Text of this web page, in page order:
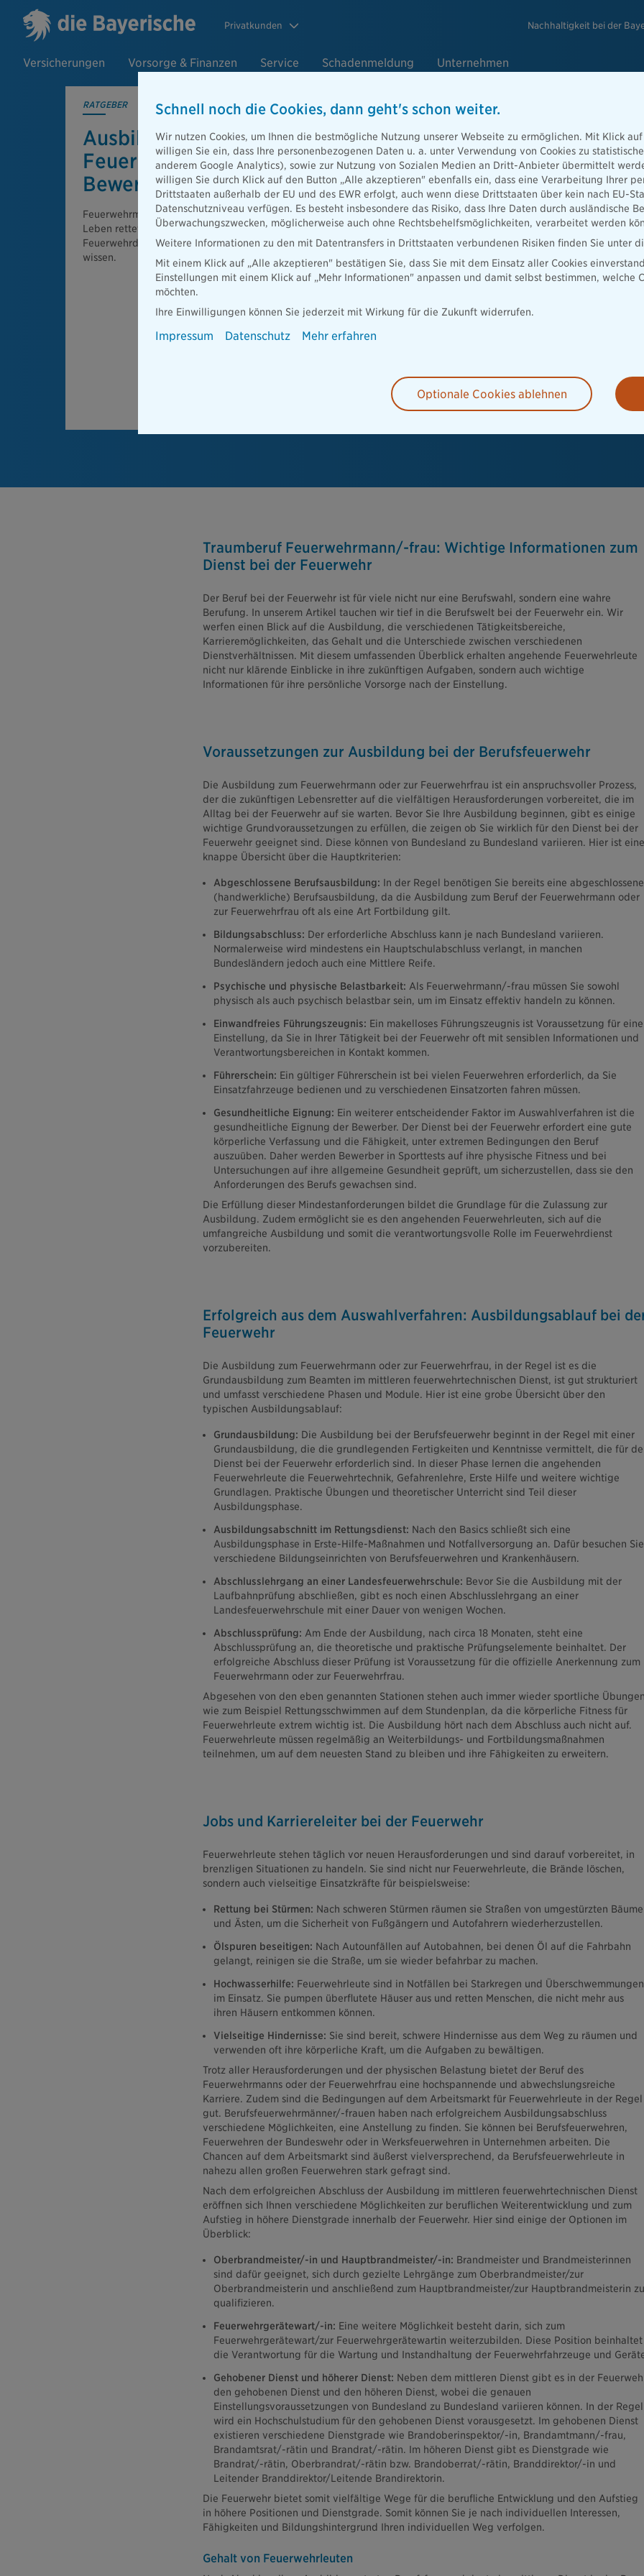
Privatkunden Nachhaltigkeit bei der
Versicherungen Vorsorge & Finanzen Service Schadenmeldung Unternehmen
RATGEBER
Ausbildung oder Dienst bei der
Feuerwehr: Was man vor der
Bewerbung wissen sollte
Feuerwehrmann oder -frau werden – ein Berufswunsch, der
Leben rettet! Aber bevor Sie in die aufregende Welt des
Feuerwehrdienstes eintauchen, sollten Sie einige wichtige Dinge
wissen.
Traumberuf Feuerwehrmann/-frau: Wichtige Informationen zum
Dienst bei der Feuerwehr
Der Beruf bei der Feuerwehr ist für viele nicht nur eine Berufswahl, sondern eine wahre
Berufung. In unserem Artikel tauchen wir tief in die Berufswelt bei der Feuerwehr ein. Wir
werfen einen Blick auf die Ausbildung, die verschiedenen Tätigkeitsbereiche,
Karrieremöglichkeiten, das Gehalt und die Unterschiede zwischen verschiedenen
Dienstverhältnissen. Mit diesem umfassenden Überblick erhalten angehende Feuerwehrleute
nicht nur klärende Einblicke in ihre zukünftigen Aufgaben, sondern auch wichtige
Informationen für ihre persönliche Vorsorge nach der Einstellung.
Voraussetzungen zur Ausbildung bei der Berufsfeuerwehr
Die Ausbildung zum Feuerwehrmann oder zur Feuerwehrfrau ist ein anspruchsvoller Prozess,
der die zukünftigen Lebensretter auf die vielfältigen Herausforderungen vorbereitet, die im
Alltag bei der Feuerwehr auf sie warten. Bevor Sie Ihre Ausbildung beginnen, gibt es einige
wichtige Grundvoraussetzungen zu erfüllen, die zeigen ob Sie wirklich für den Dienst bei der
Feuerwehr geeignet sind. Diese können von Bundesland zu Bundesland variieren. Hier ist eine
knappe Übersicht über die Hauptkriterien:
Abgeschlossene Berufsausbildung: In der Regel benötigen Sie bereits eine abgeschlossene
(handwerkliche) Berufsausbildung, da die Ausbildung zum Beruf der Feuerwehrmann oder
zur Feuerwehrfrau oft als eine Art Fortbildung gilt.
Bildungsabschluss: Der erforderliche Abschluss kann je nach Bundesland variieren.
Normalerweise wird mindestens ein Hauptschulabschluss verlangt, in manchen
Bundesländern jedoch auch eine Mittlere Reife.
Psychische und physische Belastbarkeit: Als Feuerwehrmann/-frau müssen Sie sowohl
physisch als auch psychisch belastbar sein, um im Einsatz effektiv handeln zu können.
Einwandfreies Führungszeugnis: Ein makelloses Führungszeugnis ist Voraussetzung für eine
Einstellung, da Sie in Ihrer Tätigkeit bei der Feuerwehr oft mit sensiblen Informationen und
Verantwortungsbereichen in Kontakt kommen.
Führerschein: Ein gültiger Führerschein ist bei vielen Feuerwehren erforderlich, da Sie
Einsatzfahrzeuge bedienen und zu verschiedenen Einsatzorten fahren müssen.
Gesundheitliche Eignung: Ein weiterer entscheidender Faktor im Auswahlverfahren ist die
gesundheitliche Eignung der Bewerber. Der Dienst bei der Feuerwehr erfordert eine gute
körperliche Verfassung und die Fähigkeit, unter extremen Bedingungen den Beruf
auszuüben. Daher werden Bewerber in Sporttests auf ihre physische Fitness und bei
Untersuchungen auf ihre allgemeine Gesundheit geprüft, um sicherzustellen, dass sie den
Anforderungen des Berufs gewachsen sind.
Die Erfüllung dieser Mindestanforderungen bildet die Grundlage für die Zulassung zur
Ausbildung. Zudem ermöglicht sie es den angehenden Feuerwehrleuten, sich auf die
umfangreiche Ausbildung und somit die verantwortungsvolle Rolle im Feuerwehrdienst
vorzubereiten.
Erfolgreich aus dem Auswahlverfahren: Ausbildungsablauf bei
Feuerwehr
Die Ausbildung zum Feuerwehrmann oder zur Feuerwehrfrau, in der Regel ist es die
Grundausbildung zum Beamten im mittleren feuerwehrtechnischen Dienst, ist gut strukturiert
und umfasst verschiedene Phasen und Module. Hier ist eine grobe Übersicht über den
typischen Ausbildungsablauf:
Grundausbildung: Die Ausbildung bei der Berufsfeuerwehr beginnt in der Regel mit einer
Grundausbildung, die die grundlegenden Fertigkeiten und Kenntnisse vermittelt, die für
Dienst bei der Feuerwehr erforderlich sind. In dieser Phase lernen die angehenden
Feuerwehrleute die Feuerwehrtechnik, Gefahrenlehre, Erste Hilfe und weitere wichtige
Grundlagen. Praktische Übungen und theoretischer Unterricht sind Teil dieser
Ausbildungsphase.
Ausbildungsabschnitt im Rettungsdienst: Nach den Basics schließt sich eine
Ausbildungsphase in Erste-Hilfe-Maßnahmen und Notfallversorgung an. Dafür besuchen Sie
verschiedene Bildungseinrichten von Berufsfeuerwehren und Krankenhäusern.
Abschlusslehrgang an einer Landesfeuerwehrschule: Bevor Sie die Ausbildung mit der
Laufbahnprüfung abschließen, gibt es noch einen Abschlusslehrgang an einer
Landesfeuerwehrschule mit einer Dauer von wenigen Wochen.
Abschlussprüfung: Am Ende der Ausbildung, nach circa 18 Monaten, steht eine
Abschlussprüfung an, die theoretische und praktische Prüfungselemente beinhaltet. Der
erfolgreiche Abschluss dieser Prüfung ist Voraussetzung für die offizielle Anerkennung zum
Feuerwehrmann oder zur Feuerwehrfrau.
Abgesehen von den eben genannten Stationen stehen auch immer wieder sportliche
wie zum Beispiel Rettungsschwimmen auf dem Stundenplan, da die körperliche Fitness für
Feuerwehrleute extrem wichtig ist. Die Ausbildung hört nach dem Abschluss auch nicht auf.
Feuerwehrleute müssen regelmäßig an Weiterbildungs- und Fortbildungsmaßnahmen
teilnehmen, um auf dem neuesten Stand zu bleiben und ihre Fähigkeiten zu erweitern.
Jobs und Karriereleiter bei der Feuerwehr
Feuerwehrleute stehen täglich vor neuen Herausforderungen und sind darauf vorbereitet, in
brenzligen Situationen zu handeln. Sie sind nicht nur Feuerwehrleute, die Brände löschen,
sondern auch vielseitige Einsatzkräfte für beispielsweise:
Rettung bei Stürmen: Nach schweren Stürmen räumen sie Straßen von umgestürzten
und Ästen, um die Sicherheit von Fußgängern und Autofahrern wiederherzustellen.
Ölspuren beseitigen: Nach Autounfällen auf Autobahnen, bei denen Öl auf die Fahrbahn
gelangt, reinigen sie die Straße, um sie wieder befahrbar zu machen.
Hochwasserhilfe: Feuerwehrleute sind in Notfällen bei Starkregen und Überschwemmungen
im Einsatz. Sie pumpen überflutete Häuser aus und retten Menschen, die nicht mehr aus
ihren Häusern entkommen können.
Vielseitige Hindernisse: Sie sind bereit, schwere Hindernisse aus dem Weg zu räumen und
verwenden oft ihre körperliche Kraft, um die Aufgaben zu bewältigen.
Trotz aller Herausforderungen und der physischen Belastung bietet der Beruf des
Feuerwehrmanns oder der Feuerwehrfrau eine hochspannende und abwechslungsreiche
Karriere. Zudem sind die Bedingungen auf dem Arbeitsmarkt für Feuerwehrleute in der Regel
gut. Berufsfeuerwehrmänner/-frauen haben nach erfolgreichem Ausbildungsabschluss
verschiedene Möglichkeiten, eine Anstellung zu finden. Sie können bei Berufsfeuerwehren,
Feuerwehren der Bundeswehr oder in Werksfeuerwehren in Unternehmen arbeiten. Die
Chancen auf dem Arbeitsmarkt sind äußerst vielversprechend, da Berufsfeuerwehrleute in
nahezu allen großen Feuerwehren stark gefragt sind.
Nach dem erfolgreichen Abschluss der Ausbildung im mittleren feuerwehrtechnischen Dienst
eröffnen sich Ihnen verschiedene Möglichkeiten zur beruflichen Weiterentwicklung und zum
Aufstieg in höhere Dienstgrade innerhalb der Feuerwehr. Hier sind einige der Optionen im
Überblick:
Oberbrandmeister/-in und Hauptbrandmeister/-in: Brandmeister und Brandmeisterinnen
sind dafür geeignet, sich durch gezielte Lehrgänge zum Oberbrandmeister/zur
Oberbrandmeisterin und anschließend zum Hauptbrandmeister/zur Hauptbrandmeisterin zu
qualifizieren.
Feuerwehrgerätewart/-in: Eine weitere Möglichkeit besteht darin, sich zum
Feuerwehrgerätewart/zur Feuerwehrgerätewartin weiterzubilden. Diese Position beinhaltet
die Verantwortung für die Wartung und Instandhaltung der Feuerwehrfahrzeuge und
Gehobener Dienst und höherer Dienst: Neben dem mittleren Dienst gibt es in der
den gehobenen Dienst und den höheren Dienst, wobei die genauen
Einstellungsvoraussetzungen von Bundesland zu Bundesland variieren können. In der Regel
wird ein Hochschulstudium für den gehobenen Dienst vorausgesetzt. Im gehobenen Dienst
existieren verschiedene Dienstgrade wie Brandoberinspektor/-in, Brandamtmann/-frau,
Brandamtsrat/-rätin und Brandrat/-rätin. Im höheren Dienst gibt es Dienstgrade wie
Brandrat/-rätin, Oberbrandrat/-rätin bzw. Brandoberrat/-rätin, Branddirektor/-in und
Leitender Branddirektor/Leitende Brandirektorin.
Die Feuerwehr bietet somit vielfältige Wege für die berufliche Entwicklung und den Aufstieg
in höhere Positionen und Dienstgrade. Somit können Sie je nach individuellen Interessen,
Fähigkeiten und Bildungshintergrund Ihren individuellen Weg verfolgen.
Gehalt von Feuerwehrleuten
Schnell noch die Cookies, dann geht's schon weiter.
Wir nutzen Cookies, um Ihnen die bestmögliche Nutzung unserer Webseite zu ermöglichen. Mit Klick
willigen Sie ein, dass Ihre personenbezogenen Daten u. a. unter Verwendung von Cookies zu
anderem Google Analytics), sowie zur Nutzung von Sozialen Medien an Dritt-Anbieter übermittelt
willigen Sie durch Klick auf den Button „Alle akzeptieren" ebenfalls ein, dass eine Verarbeitung Ihrer
Drittstaaten außerhalb der EU und des EWR erfolgt, auch wenn diese Drittstaaten über kein nach EU-
Datenschutzniveau verfügen. Es besteht insbesondere das Risiko, dass Ihre Daten durch ausländische
Überwachungszwecken, möglicherweise auch ohne Rechtsbehelfsmöglichkeiten, verarbeitet werden
Weitere Informationen zu den mit Datentransfers in Drittstaaten verbundenen Risiken finden Sie unter
Mit einem Klick auf „Alle akzeptieren" bestätigen Sie, dass Sie mit dem Einsatz aller Cookies
Einstellungen mit einem Klick auf „Mehr Informationen" anpassen und damit selbst bestimmen, welche
möchten.
Ihre Einwilligungen können Sie jederzeit mit Wirkung für die Zukunft widerrufen.
Impressum Datenschutz Mehr erfahren
Optionale Cookies ablehnen